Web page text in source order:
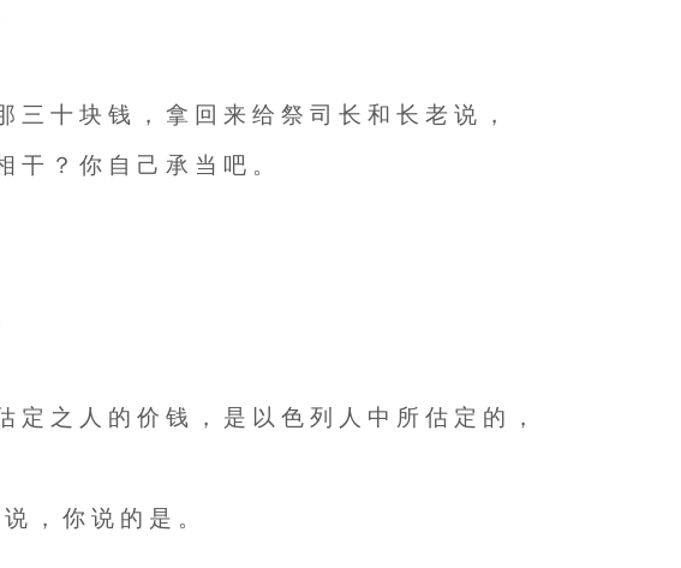
十 块 钱 ， 拿 回 来 给 祭 司 长 和 长 老 说 ，
干 ？ 你 自 己 承 当 吧 。
之 人 的 价 钱 ， 是 以 色 列 人 中 所 估 定 的 ，
， 你 说 的 是 。